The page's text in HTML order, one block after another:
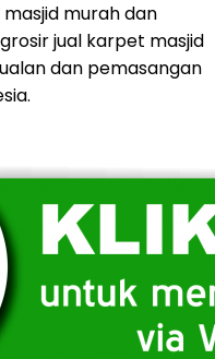
murah dan
jual karpet masjid
dan pemasangan